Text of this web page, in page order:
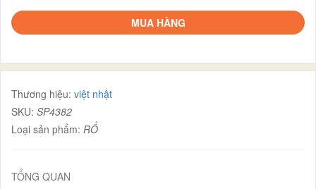
MUA HÀNG
Thương hiệu: việt nhật
SKU: SP4382
Loại sản phẩm: RỔ
TỔNG QUAN